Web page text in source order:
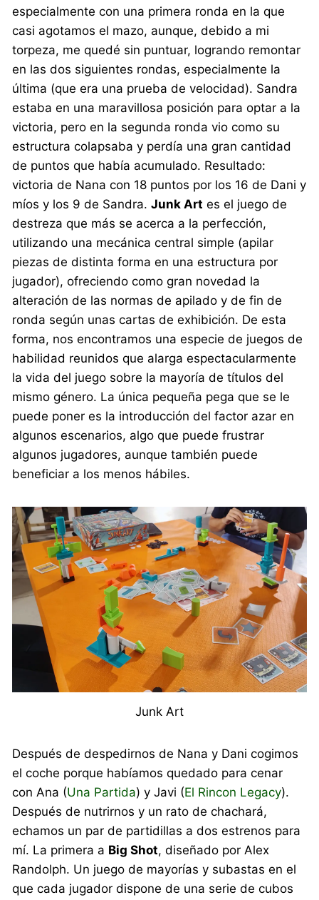
especialmente con una primera ronda en la que
casi agotamos el mazo, aunque, debido a mi
torpeza, me quedé sin puntuar, logrando remontar
en las dos siguientes rondas, especialmente la
última (que era una prueba de velocidad). Sandra
estaba en una maravillosa posición para optar a la
victoria, pero en la segunda ronda vio como su
estructura colapsaba y perdía una gran cantidad
de puntos que había acumulado. Resultado:
victoria de Nana con 18 puntos por los 16 de Dani y
míos y los 9 de Sandra.Junk Art es el juego de
destreza que más se acerca a la perfección,
utilizando una mecánica central simple (apilar
piezas de distinta forma en una estructura por
jugador), ofreciendo como gran novedad la
alteración de las normas de apilado y de fin de
ronda según unas cartas de exhibición. De esta
forma, nos encontramos una especie de juegos de
habilidad reunidos que alarga espectacularmente
la vida del juego sobre la mayoría de títulos del
mismo género. La única pequeña pega que se le
puede poner es la introducción del factor azar en
algunos escenarios, algo que puede frustrar
algunos jugadores, aunque también puede
beneficiar a los menos hábiles.
Junk Art
Después de despedirnos de Nana y Dani cogimos
el coche porque habíamos quedado para cenar
con Ana (Una Partida) y Javi (El Rincon Legacy).
Después de nutrirnos y un rato de chachará,
echamos un par de partidillas a dos estrenos para
mí. La primera a Big Shot, diseñado por Alex
Randolph. Un juego de mayorías y subastas en el
que cada jugador dispone de una serie de cubos